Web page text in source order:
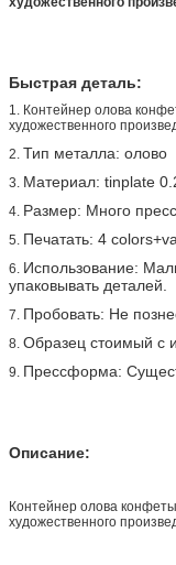
Быстрая деталь:
1. Контейнер олова
художественного
2. Тип металла: олово
3. Материал: tinplate
4. Размер: Много
5. Печатать: 4
6. Использование:
упаковывать деталей.
7. Пробовать: Не
8. Образец стоимый с
9. Прессформа:
Описание:
Контейнер олова
художественного